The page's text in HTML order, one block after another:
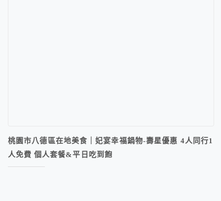
桃園市八德區在地美食｜妃宴幸福鍋物-壽星優惠 4人同行1
人免費 個人套餐&平日吃到飽